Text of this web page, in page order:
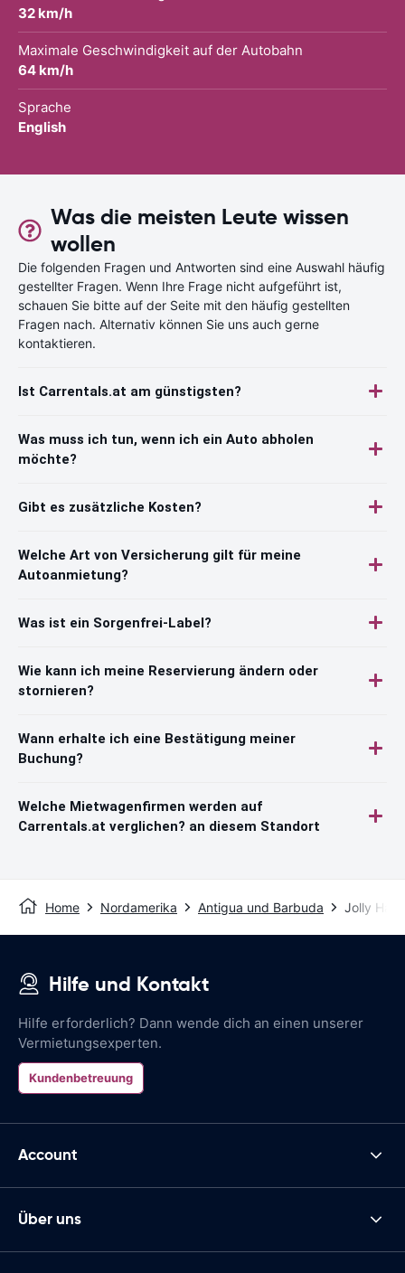
32 km/h
Maximale Geschwindigkeit auf der Autobahn
64 km/h
Sprache
English
Was die meisten Leute wissen
wollen
Die folgenden Fragen und Antworten sind eine Auswahl häufig
gestellter Fragen. Wenn Ihre Frage nicht aufgeführt ist,
schauen Sie bitte auf der Seite mit den häufig gestellten
Fragen nach. Alternativ können Sie uns auch gerne
kontaktieren.
Ist Carrentals.at am günstigsten?
Was muss ich tun, wenn ich ein Auto abholen
möchte?
Gibt es zusätzliche Kosten?
Welche Art von Versicherung gilt für meine
Autoanmietung?
Was ist ein Sorgenfrei-Label?
Wie kann ich meine Reservierung ändern oder
stornieren?
Wann erhalte ich eine Bestätigung meiner
Buchung?
Welche Mietwagenfirmen werden auf
Carrentals.at verglichen? an diesem Standort
Home Nordamerika Antigua und Barbuda Jolly
Hilfe und Kontakt
Hilfe erforderlich? Dann wende dich an einen unserer
Vermietungsexperten.
Kundenbetreuung
Account
Über uns